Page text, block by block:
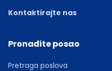
Kontaktirajte nas
Pronađite posao
Pretraga poslova